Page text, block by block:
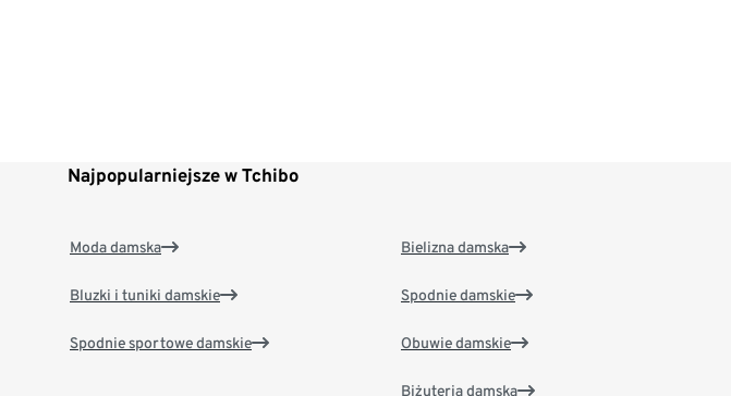
Najpopularniejsze w Tchibo
Moda damska
Bluzki i tuniki damskie
Spodnie sportowe damskie
Bielizna damska
Spodnie damskie
Obuwie damskie
Biżuteria damska